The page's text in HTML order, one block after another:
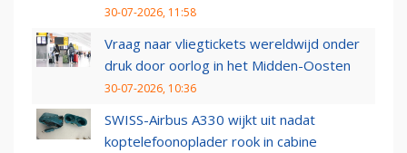
30-07-2026, 11:58
Vraag naar vliegtickets wereldwijd onder
druk door oorlog in het Midden-Oosten
30-07-2026, 10:36
SWISS-Airbus A330 wijkt uit nadat
koptelefoonoplader rook in cabine